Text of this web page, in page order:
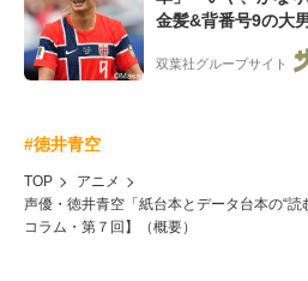
金髪&背番号9の大
ー”映像が話題!「
双葉社グループサイト
#徳井青空
TOP
アニメ
声優・徳井青空「紙台本とデータ台本の“
コラム・第７回】（概要）